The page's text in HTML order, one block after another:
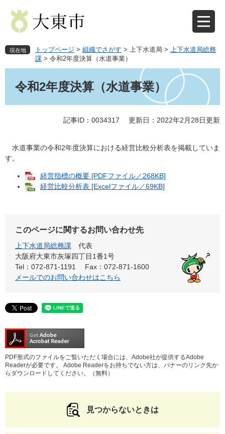
先
で
を
ば
現在地 トップページ > 組織でさがす > 上下水道局 > 上下水道局総務
課 > 令和2年度決算（水道事業）
令和2年度決算（水道事業）
記事ID：0034317 更新日：2022年2月28日更新
水道事業の令和2年度決算における経営比較分析表を掲載していま
す。
経営指標の概要 [PDFファイル／268KB]
経営比較分析表 [Excelファイル／69KB]
このページに関するお問い合わせ先
上下水道局総務課
代表
大阪府大東市灰塚四丁目1番1号
Tel：072-871-1191
Fax：072-871-1600
メールでのお問い合わせはこちら
PDF形式のファイルをご覧いただく場合には、Adobe社が提供するAdobe
Readerが必要です。
Adobe Readerをお持ちでない方は、バナーのリンク先か
らダウンロードしてください。（無料）
見つからないときは